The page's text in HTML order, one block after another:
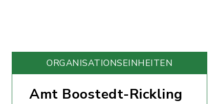
ORGANISATIONS­EINHEITEN
Amt Boostedt-Rickling